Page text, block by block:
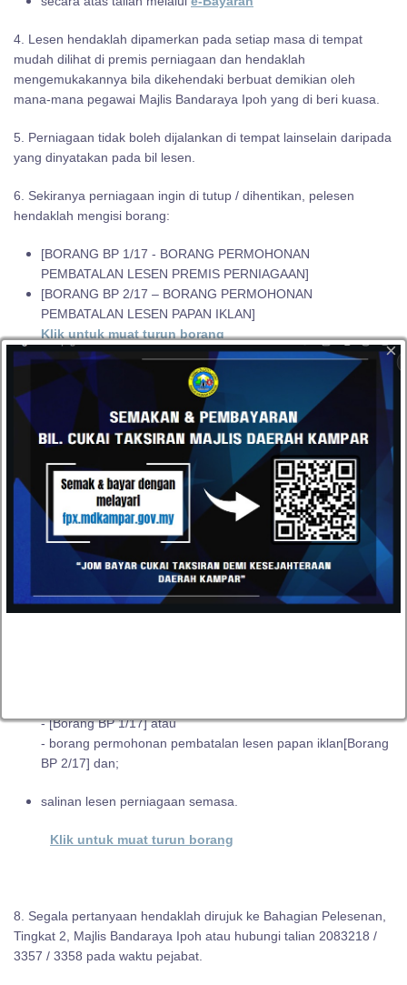
4. Lesen hendaklah dipamerkan pada setiap masa di tempat
mudah dilihat di premis perniagaan dan hendaklah
mengemukakannya bila dikehendaki berbuat demikian oleh
mana-mana pegawai Majlis Bandaraya Ipoh yang di beri kuasa.
5. Perniagaan tidak boleh dijalankan di tempat lainselain daripada
yang dinyatakan pada bil lesen.
6. Sekiranya perniagaan ingin di tutup / dihentikan, pelesen
hendaklah mengisi borang:
[BORANG BP 1/17 - BORANG PERMOHONAN
PEMBATALAN LESEN PREMIS PERNIAGAAN]
[BORANG BP 2/17 – BORANG PERMOHONAN
PEMBATALAN LESEN PAPAN IKLAN]
Klik untuk muat turun borang
dalam tempoh 7 hari setelah perniagaan di tutup / dihentikan dan
mengemukakannya ke Bahagian Pelesenan, Tingkat 2, Majlis
Bandaraya Ipoh.
Bayaran cagaran [premis / papan iklan] hendaklah di tuntut
dalam tempoh 14 hari bekerja selepas perniagaan di tutup / di
hentikan dengan mengisi borang saperti di pautan dan
mengemukakan bersama :-
salinan asal resit cagaran;
(jika hilang pemohon hendaklah mendapatkan surat akuan
- [Borang BP 1/17] atau
- borang permohonan pembatalan lesen papan iklan[Borang
BP 2/17] dan;
salinan lesen perniagaan semasa.
Klik untuk muat turun borang
8. Segala pertanyaan hendaklah dirujuk ke Bahagian Pelesenan,
Tingkat 2, Majlis Bandaraya Ipoh atau hubungi talian 2083218 /
3357 / 3358 pada waktu pejabat.
×